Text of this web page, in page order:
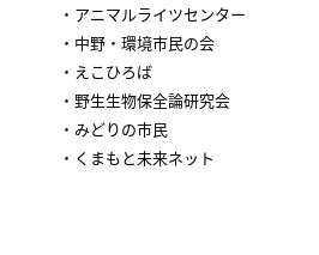
・アニマルライツセンター
・中野・環境市民の会
・えこひろば
・野生生物保全論研究会
・みどりの市民
・くまもと未来ネット